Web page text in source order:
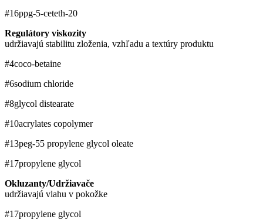
#16ppg-5-ceteth-20
Regulátory viskozity
udržiavajú stabilitu zloženia, vzhľadu a textúry produktu
#4coco-betaine
#6sodium chloride
#8glycol distearate
#10acrylates copolymer
#13peg-55 propylene glycol oleate
#17propylene glycol
Okluzanty/Udržiavače
udržiavajú vlahu v pokožke
#17propylene glycol